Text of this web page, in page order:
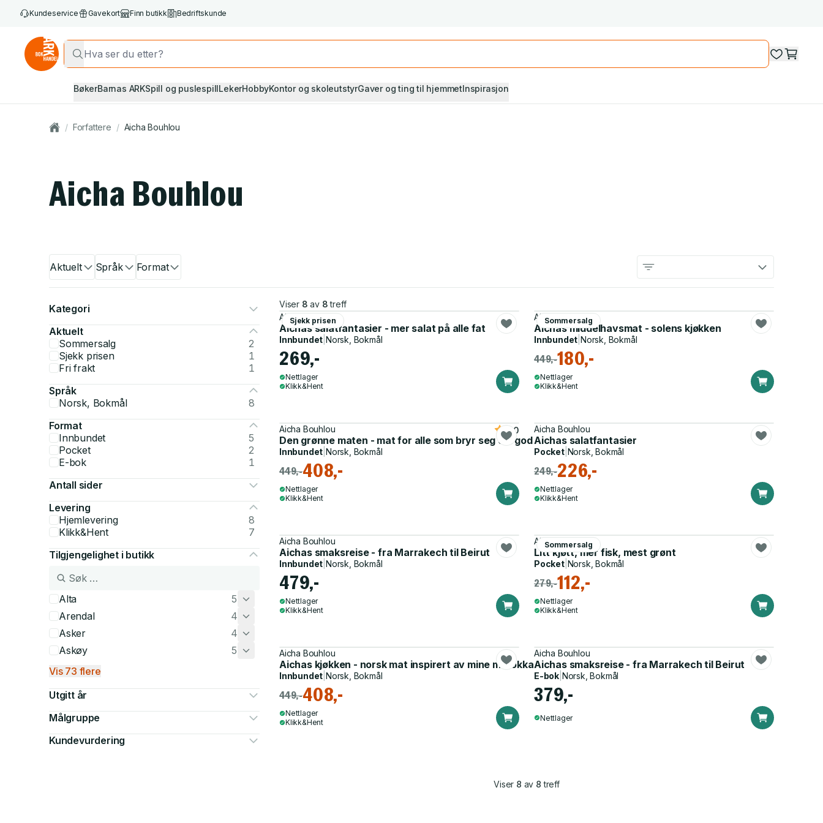
Kundeservice Gavekort Finn butikk Bedriftskunde
BøkerBarnas ARKSpill og puslespillLekerHobbyKontor og skoleutstyrGaver og ting til hjemmetInspirasjon
/ Forfattere / Aicha Bouhlou
Aicha Bouhlou
Aktuelt Språk Format
Kategori
Aktuelt
Sommersalg
2
Sjekk prisen
1
Fri frakt
1
Språk
Norsk, Bokmål
8
Format
Innbundet
5
Pocket
2
E-bok
1
Antall sider
Levering
Hjemlevering
8
Klikk&Hent
7
Tilgjengelighet i butikk
Alta
5
Arendal
4
Asker
4
Askøy
5
Vis 73 flere
Utgitt år
Målgruppe
Kundevurdering
Viser 8 av 8 treff
Sjekk prisen
Aicha Bouhlou
Aichas salatfantasier - mer salat på alle fat
Innbundet |Norsk, Bokmål
269,-
Nettlager
Klikk&Hent
Sommersalg
Aicha Bouhlou
Aichas middelhavsmat - solens kjøkken
Innbundet |Norsk, Bokmål
449,-180,-
Nettlager
Klikk&Hent
Aicha Bouhlou
Den grønne maten - mat for alle som bryr seg om god smak, egen helse og miljøet
5.0
Innbundet |Norsk, Bokmål
449,-408,-
Nettlager
Klikk&Hent
Aicha Bouhlou
Aichas salatfantasier
Pocket| Norsk, Bokmål
249,-226,-
Nettlager
Klikk&Hent
Aicha Bouhlou
Aichas smaksreise - fra Marrakech til Beirut
Innbundet |Norsk, Bokmål
479,-
Nettlager
Klikk&Hent
Sommersalg
Aicha Bouhlou
Litt kjøtt, mer fisk, mest grønt
Pocket| Norsk, Bokmål
279,-112,-
Nettlager
Klikk&Hent
Aicha Bouhlou
Aichas kjøkken - norsk mat inspirert av mine marokkanske mødre
Innbundet |Norsk, Bokmål
449,-408,-
Nettlager
Klikk&Hent
Aicha Bouhlou
Aichas smaksreise - fra Marrakech til Beirut
E-bok Norsk, Bokmål
379,-
Nettlager
Viser 8 av 8 treff